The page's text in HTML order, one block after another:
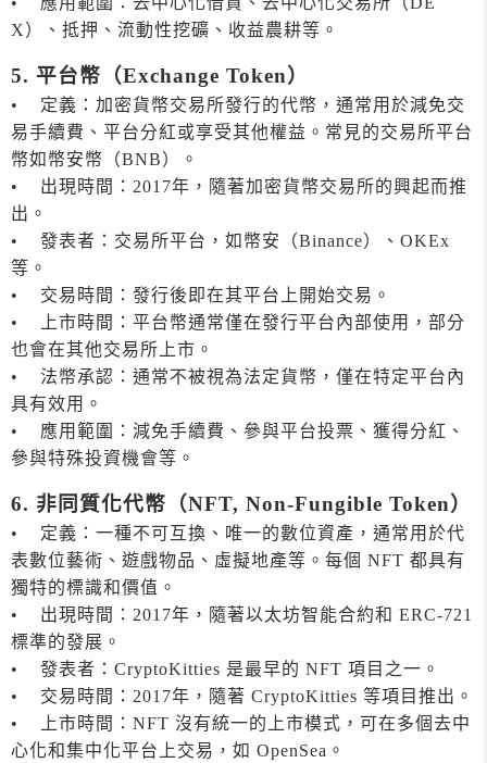
X）、抵押、流動性挖礦、收益農耕等。
5. 平台幣（Exchange Token）
• 定義：加密貨幣交易所發行的代幣，通常用於減免交
易手續費、平台分紅或享受其他權益。常見的交易所平台
幣如幣安幣（BNB）。
• 出現時間：2017年，隨著加密貨幣交易所的興起而推
出。
• 發表者：交易所平台，如幣安（Binance）、OKEx
等。
• 交易時間：發行後即在其平台上開始交易。
• 上市時間：平台幣通常僅在發行平台內部使用，部分
也會在其他交易所上市。
• 法幣承認：通常不被視為法定貨幣，僅在特定平台內
具有效用。
• 應用範圍：減免手續費、參與平台投票、獲得分紅、
參與特殊投資機會等。
6. 非同質化代幣（NFT, Non-Fungible Token）
• 定義：一種不可互換、唯一的數位資產，通常用於代
表數位藝術、遊戲物品、虛擬地產等。每個 NFT 都具有
獨特的標識和價值。
• 出現時間：2017年，隨著以太坊智能合約和 ERC-721
標準的發展。
• 發表者：CryptoKitties 是最早的 NFT 項目之一。
• 交易時間：2017年，隨著 CryptoKitties 等項目推出。
• 上市時間：NFT 沒有統一的上市模式，可在多個去中
心化和集中化平台上交易，如 OpenSea。